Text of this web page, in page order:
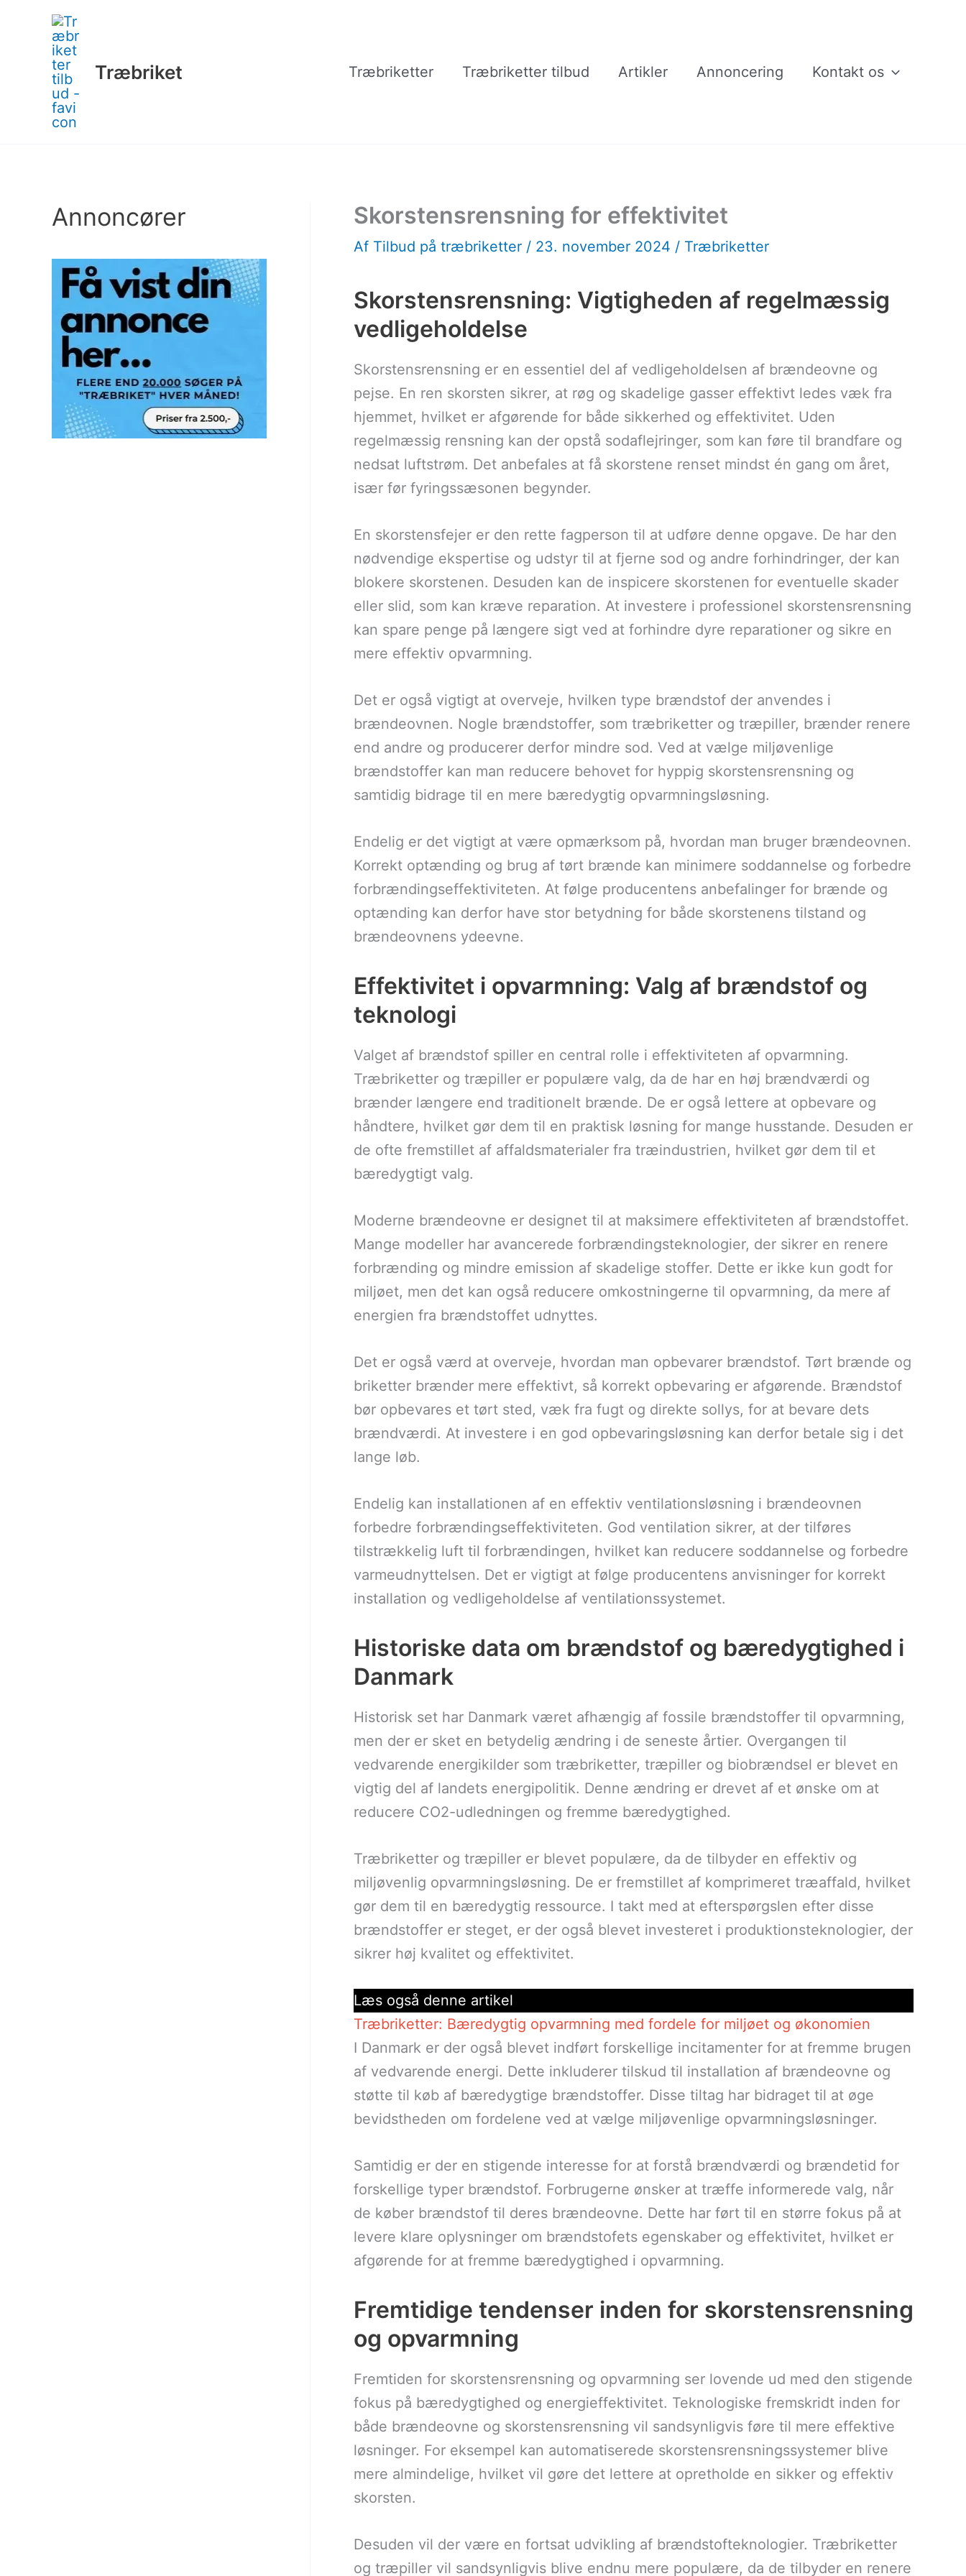
indholdet
Træbriket Træbriketter Træbriketter tilbud Artikler Annoncering Kontakt os
Annoncører Skorstensrensning for effektivitet
Af Tilbud på træbriketter / 23. november 2024 / Træbriketter
Skorstensrensning: Vigtigheden af regelmæssig
vedligeholdelse
Skorstensrensning er en essentiel del af vedligeholdelsen af brændeovne og
pejse. En ren skorsten sikrer, at røg og skadelige gasser effektivt ledes væk fra
hjemmet, hvilket er afgørende for både sikkerhed og effektivitet. Uden
regelmæssig rensning kan der opstå sodaflejringer, som kan føre til brandfare og
nedsat luftstrøm. Det anbefales at få skorstene renset mindst én gang om året,
især før fyringssæsonen begynder.
En skorstensfejer er den rette fagperson til at udføre denne opgave. De har den
nødvendige ekspertise og udstyr til at fjerne sod og andre forhindringer, der kan
blokere skorstenen. Desuden kan de inspicere skorstenen for eventuelle skader
eller slid, som kan kræve reparation. At investere i professionel skorstensrensning
kan spare penge på længere sigt ved at forhindre dyre reparationer og sikre en
mere effektiv opvarmning.
Det er også vigtigt at overveje, hvilken type brændstof der anvendes i
brændeovnen. Nogle brændstoffer, som træbriketter og træpiller, brænder renere
end andre og producerer derfor mindre sod. Ved at vælge miljøvenlige
brændstoffer kan man reducere behovet for hyppig skorstensrensning og
samtidig bidrage til en mere bæredygtig opvarmningsløsning.
Endelig er det vigtigt at være opmærksom på, hvordan man bruger brændeovnen.
Korrekt optænding og brug af tørt brænde kan minimere soddannelse og forbedre
forbrændingseffektiviteten. At følge producentens anbefalinger for brænde og
optænding kan derfor have stor betydning for både skorstenens tilstand og
brændeovnens ydeevne.
Effektivitet i opvarmning: Valg af brændstof og
teknologi
Valget af brændstof spiller en central rolle i effektiviteten af opvarmning.
Træbriketter og træpiller er populære valg, da de har en høj brændværdi og
brænder længere end traditionelt brænde. De er også lettere at opbevare og
håndtere, hvilket gør dem til en praktisk løsning for mange husstande. Desuden er
de ofte fremstillet af affaldsmaterialer fra træindustrien, hvilket gør dem til et
bæredygtigt valg.
Moderne brændeovne er designet til at maksimere effektiviteten af brændstoffet.
Mange modeller har avancerede forbrændingsteknologier, der sikrer en renere
forbrænding og mindre emission af skadelige stoffer. Dette er ikke kun godt for
miljøet, men det kan også reducere omkostningerne til opvarmning, da mere af
energien fra brændstoffet udnyttes.
Det er også værd at overveje, hvordan man opbevarer brændstof. Tørt brænde og
briketter brænder mere effektivt, så korrekt opbevaring er afgørende. Brændstof
bør opbevares et tørt sted, væk fra fugt og direkte sollys, for at bevare dets
brændværdi. At investere i en god opbevaringsløsning kan derfor betale sig i det
lange løb.
Endelig kan installationen af en effektiv ventilationsløsning i brændeovnen
forbedre forbrændingseffektiviteten. God ventilation sikrer, at der tilføres
tilstrækkelig luft til forbrændingen, hvilket kan reducere soddannelse og forbedre
varmeudnyttelsen. Det er vigtigt at følge producentens anvisninger for korrekt
installation og vedligeholdelse af ventilationssystemet.
Historiske data om brændstof og bæredygtighed i
Danmark
Historisk set har Danmark været afhængig af fossile brændstoffer til opvarmning,
men der er sket en betydelig ændring i de seneste årtier. Overgangen til
vedvarende energikilder som træbriketter, træpiller og biobrændsel er blevet en
vigtig del af landets energipolitik. Denne ændring er drevet af et ønske om at
reducere CO2-udledningen og fremme bæredygtighed.
Træbriketter og træpiller er blevet populære, da de tilbyder en effektiv og
miljøvenlig opvarmningsløsning. De er fremstillet af komprimeret træaffald, hvilket
gør dem til en bæredygtig ressource. I takt med at efterspørgslen efter disse
brændstoffer er steget, er der også blevet investeret i produktionsteknologier, der
sikrer høj kvalitet og effektivitet.
Læs også denne artikel
Træbriketter: Bæredygtig opvarmning med fordele for miljøet og økonomien
I Danmark er der også blevet indført forskellige incitamenter for at fremme brugen
af vedvarende energi. Dette inkluderer tilskud til installation af brændeovne og
støtte til køb af bæredygtige brændstoffer. Disse tiltag har bidraget til at øge
bevidstheden om fordelene ved at vælge miljøvenlige opvarmningsløsninger.
Samtidig er der en stigende interesse for at forstå brændværdi og brændetid for
forskellige typer brændstof. Forbrugerne ønsker at træffe informerede valg, når
de køber brændstof til deres brændeovne. Dette har ført til en større fokus på at
levere klare oplysninger om brændstofets egenskaber og effektivitet, hvilket er
afgørende for at fremme bæredygtighed i opvarmning.
Fremtidige tendenser inden for skorstensrensning
og opvarmning
Fremtiden for skorstensrensning og opvarmning ser lovende ud med den stigende
fokus på bæredygtighed og energieffektivitet. Teknologiske fremskridt inden for
både brændeovne og skorstensrensning vil sandsynligvis føre til mere effektive
løsninger. For eksempel kan automatiserede skorstensrensningssystemer blive
mere almindelige, hvilket vil gøre det lettere at opretholde en sikker og effektiv
skorsten.
Desuden vil der være en fortsat udvikling af brændstofteknologier. Træbriketter
og træpiller vil sandsynligvis blive endnu mere populære, da de tilbyder en renere